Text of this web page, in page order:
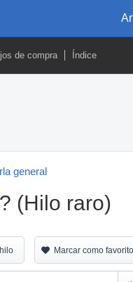
de compra Índice
general
(Hilo raro)
Marcar como favorito